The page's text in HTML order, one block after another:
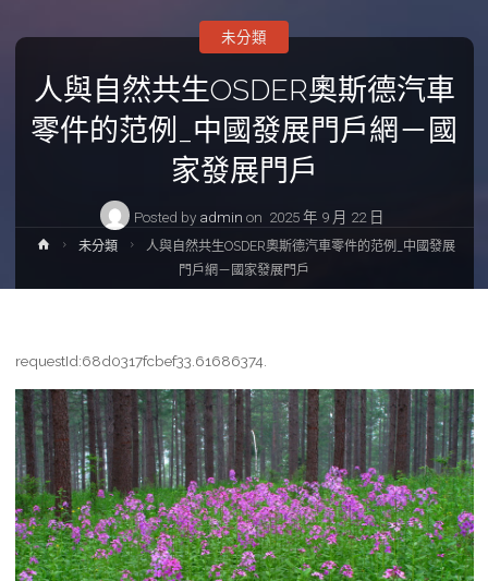
人與自然共生OSDER奧斯德汽車
零件的范例_中國發展門戶網－國
家發展門戶
Posted by admin on 2025 年 9 月 22 日
未分類
Home未分類
人與自然共生OSDER奧斯德汽車零件的范例_中國發展
門戶網－國家發展門戶
requestId:68d0317fcbef33.61686374.